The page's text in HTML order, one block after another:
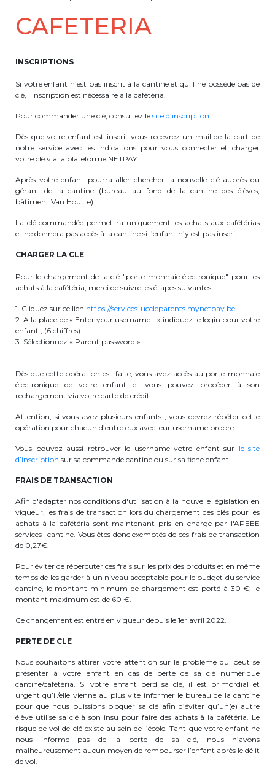
CAFETERIA
INSCRIPTIONS
Si votre enfant n’est pas inscrit à la cantine et qu'il ne possède pas de
clé, l'inscription est nécessaire à la cafétéria.
Pour commander une clé, consultez le site d’inscription.
Dès que votre enfant est inscrit vous recevrez un mail de la part de
notre service avec les indications pour vous connecter et charger
votre clé via la plateforme NETPAY.
Après votre enfant pourra aller chercher la nouvelle clé auprès du
gérant de la cantine (bureau au fond de la cantine des élèves,
bâtiment Van Houtte) .
La clé commandée permettra uniquement les achats aux cafétérias
et ne donnera pas accès à la cantine si l’enfant n’y est pas inscrit.
CHARGER LA CLE
Pour le chargement de la clé "porte-monnaie électronique" pour les
achats à la cafétéria, merci de suivre les étapes suivantes :
1. Cliquez sur ce lien https://services-uccleparents.mynetpay.be
2. A la place de « Enter your username… » indiquez le login pour votre
enfant ; (6 chiffres)
3. Sélectionnez « Parent password »
Dès que cette opération est faite, vous avez accès au porte-monnaie
électronique de votre enfant et vous pouvez procéder à son
rechargement via votre carte de crédit.
Attention, si vous avez plusieurs enfants ; vous devrez répéter cette
opération pour chacun d’entre eux avec leur username propre.
Vous pouvez aussi retrouver le username votre enfant sur le site
d’inscription sur sa commande cantine ou sur sa fiche enfant.
FRAIS DE TRANSACTION
Afin d'adapter nos conditions d'utilisation à la nouvelle législation en
vigueur, les frais de transaction lors du chargement des clés pour les
achats à la cafétéria sont maintenant pris en charge par l'APEEE
services -cantine. Vous êtes donc exemptés de ces frais de transaction
de 0,27€.
Pour éviter de répercuter ces frais sur les prix des produits et en même
temps de les garder à un niveau acceptable pour le budget du service
cantine, le montant minimum de chargement est porté à 30 €; le
montant maximum est de 60 €.
Ce changement est entré en vigueur depuis le 1er avril 2022.
PERTE DE CLE
Nous souhaitons attirer votre attention sur le problème qui peut se
présenter à votre enfant en cas de perte de sa clé numérique
cantine/cafétéria. Si votre enfant perd sa clé, il est primordial et
urgent qu’il/elle vienne au plus vite informer le bureau de la cantine
pour que nous puissions bloquer sa clé afin d’éviter qu’un(e) autre
élève utilise sa clé à son insu pour faire des achats à la cafétéria. Le
risque de vol de clé existe au sein de l’école. Tant que votre enfant ne
nous informe pas de la perte de sa clé, nous n’avons
malheureusement aucun moyen de rembourser l’enfant après le délit
de vol.